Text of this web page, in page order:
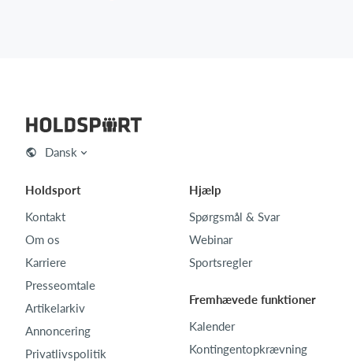
Dansk
Holdsport
Kontakt
Om os
Karriere
Presseomtale
Artikelarkiv
Annoncering
Privatlivspolitik
Hjælp
Spørgsmål & Svar
Webinar
Sportsregler
Fremhævede funktioner
Kalender
Kontingentopkrævning